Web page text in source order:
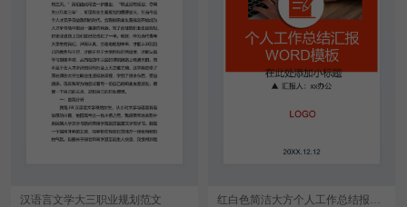
汉语言文学大三职业规划范文 红白色简洁大方个人工作总结报告word模板